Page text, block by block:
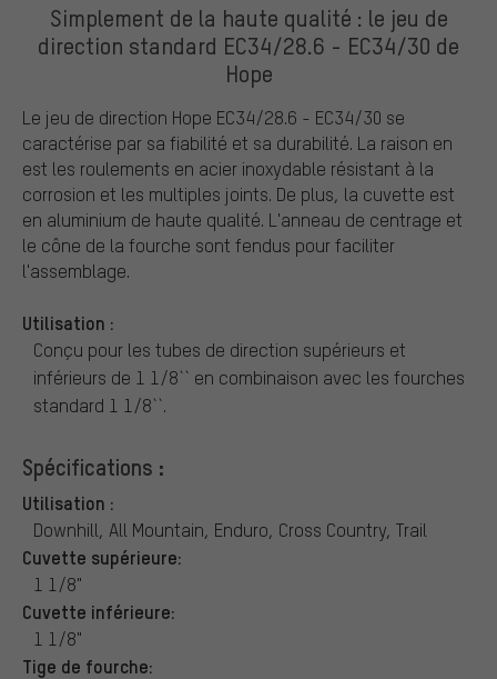
Simplement de la haute qualité : le jeu de
direction standard EC34/28.6 - EC34/30 de
Hope
Le jeu de direction Hope EC34/28.6 - EC34/30 se
caractérise par sa fiabilité et sa durabilité. La raison en
est les roulements en acier inoxydable résistant à la
corrosion et les multiples joints. De plus, la cuvette est
en aluminium de haute qualité. L'anneau de centrage et
le cône de la fourche sont fendus pour faciliter
l'assemblage.
Utilisation :
Conçu pour les tubes de direction supérieurs et
inférieurs de 1 1/8`` en combinaison avec les fourches
standard 1 1/8``.
Spécifications :
Utilisation :
Downhill, All Mountain, Enduro, Cross Country, Trail
Cuvette supérieure:
1 1/8"
Cuvette inférieure:
1 1/8"
Tige de fourche: